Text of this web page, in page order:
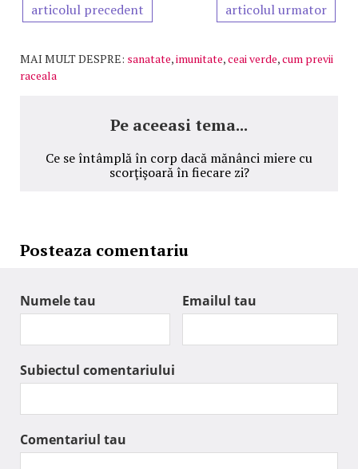
articolul precedent articolul urmator
MAI MULT DESPRE: sanatate,imunitate,ceai verde,cum previi
raceala
Pe aceeasi tema...
Ce se întâmplă în corp dacă mănânci miere cu
scorţişoară în fiecare zi?
Posteaza comentariu
Numele tau Emailul tau
Subiectul comentariului
Comentariul tau